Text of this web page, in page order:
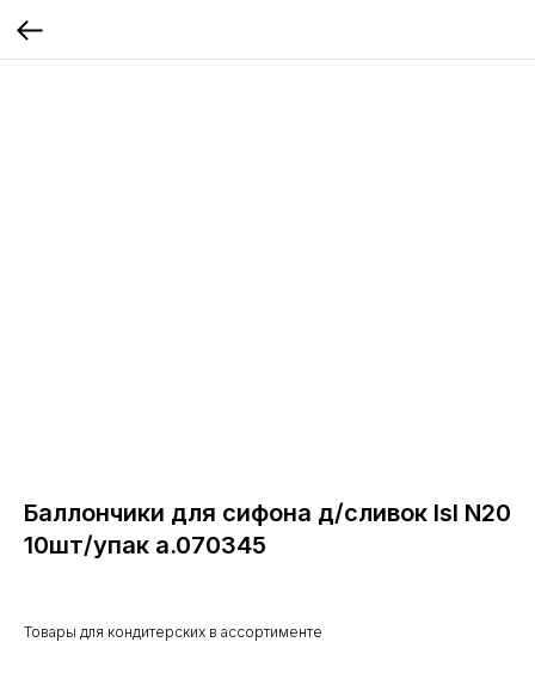
Баллончики для сифона д/сливок IsI N20
10шт/упак а.070345
Товары для кондитерских в ассортименте